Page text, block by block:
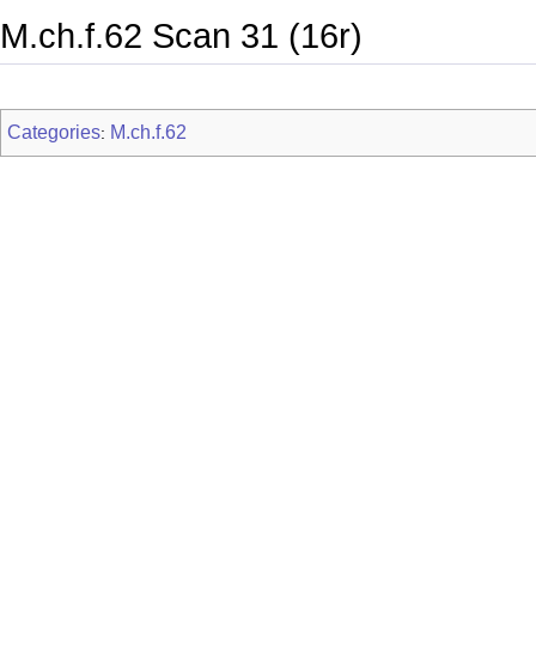
M.ch.f.62 Scan 31 (16r)
Categories: M.ch.f.62